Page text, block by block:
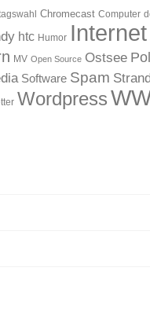
Chromecast Computer
htc Humor Internet
MV Open Source Ostsee
Software Spam
Wordpress